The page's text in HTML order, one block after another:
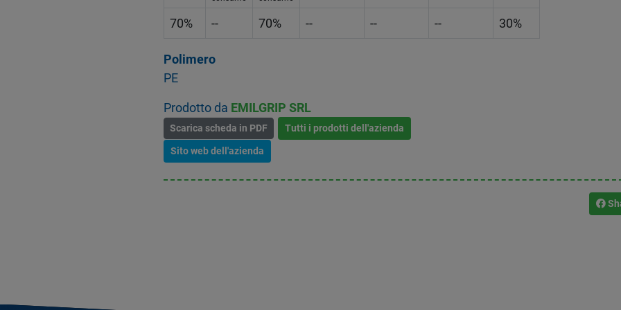
70% -- 70% -- -- -- 30%
Polimero
PE
Prodotto da EMILGRIP SRL
Scarica scheda in PDF Tutti i prodotti dell'azienda
Sito web dell'azienda